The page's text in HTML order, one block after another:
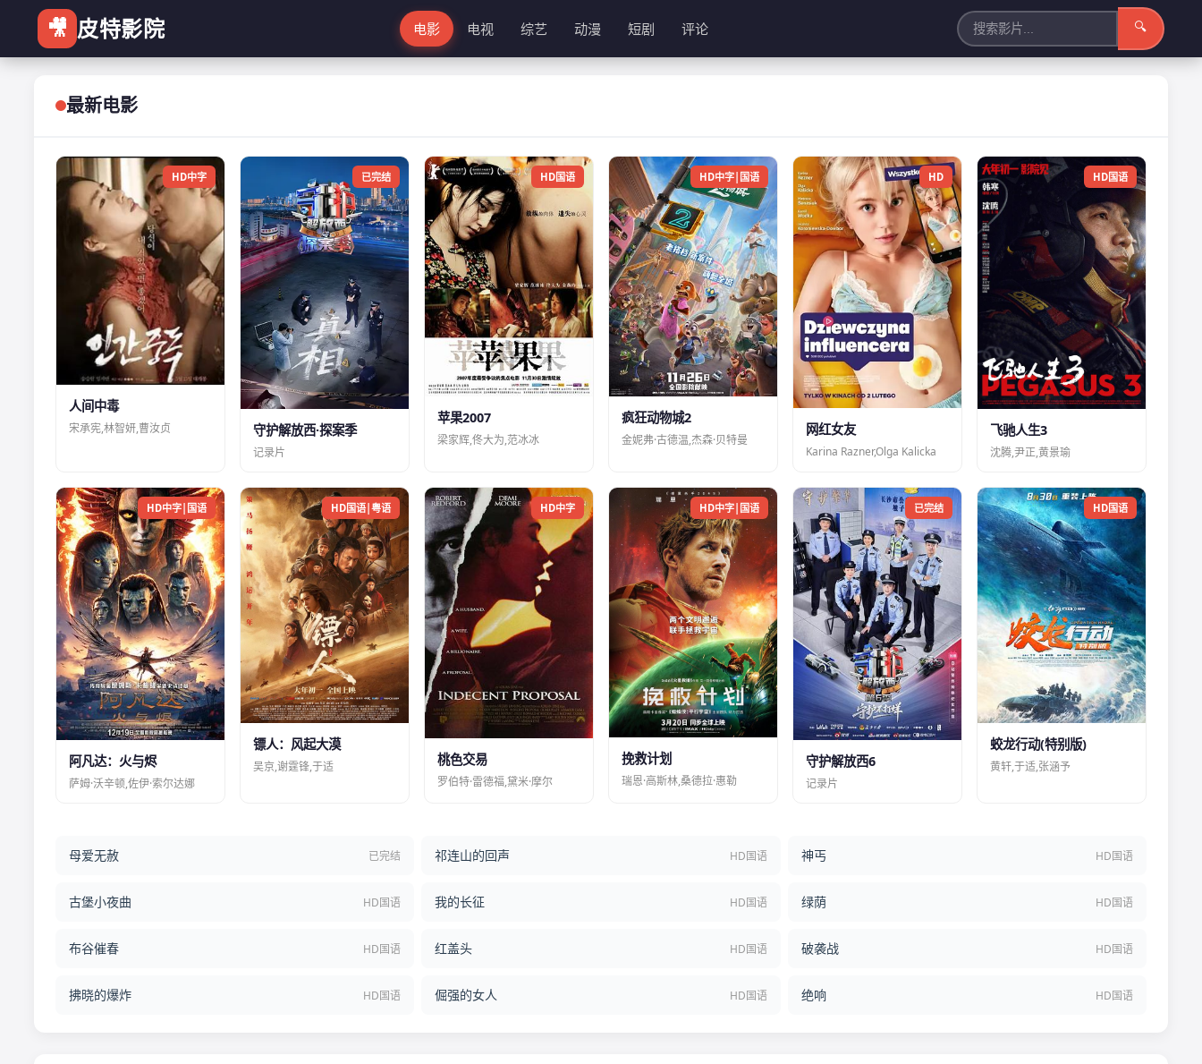
🎥 皮特影院 电影 电视 综艺 动漫 短剧 评论 🔍
最新电影
HD中字
人间中毒
宋承宪,林智妍,曹汝贞
已完结
守护解放西·探案季
记录片
HD国语
苹果2007
梁家辉,佟大为,范冰冰
HD中字|国语
疯狂动物城2
金妮弗·古德温,杰森·贝特曼
HD
网红女友
Karina Razner,Olga Kalicka
HD国语
飞驰人生3
沈腾,尹正,黄景瑜
HD中字|国语
阿凡达：火与烬
萨姆·沃辛顿,佐伊·索尔达娜
HD国语|粤语
镖人：风起大漠
吴京,谢霆锋,于适
HD中字
桃色交易
罗伯特·雷德福,黛米·摩尔
HD中字|国语
挽救计划
瑞恩·高斯林,桑德拉·惠勒
已完结
守护解放西6
记录片
HD国语
蛟龙行动(特别版)
黄轩,于适,张涵予
母爱无赦 已完结 祁连山的回声 HD国语 神丐 HD国语
古堡小夜曲 HD国语 我的长征 HD国语 绿荫 HD国语
布谷催春 HD国语 红盖头 HD国语 破袭战 HD国语
拂晓的爆炸 HD国语 倔强的女人 HD国语 绝响 HD国语